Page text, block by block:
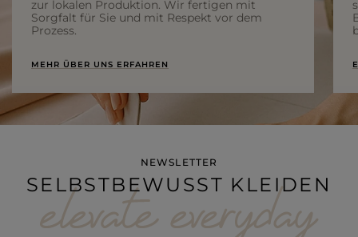
zur lokalen Produktion. Wir fertigen mit
Sorgfalt für Sie und mit Respekt vor dem
Prozess.
MEHR ÜBER UNS ERFAHREN
NEWSLETTER
SELBSTBEWUSST KLEIDEN